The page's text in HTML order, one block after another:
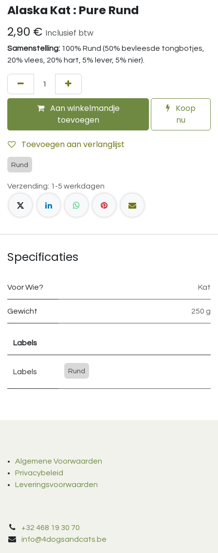
Alaska Kat : Pure Rund
2,90 € Inclusief btw
Samenstelling: 100% Rund (50% bevleesde tongbotjes,
20% vlees, 20% hart, 5% lever, 5% nier).
Aan winkelmandje
toevoegen
Koop
nu
Toevoegen aan verlanglijst
Rund
Verzending: 1-5 werkdagen
Specificaties
Voor Wie? Kat
Gewicht 250 g
Labels
Labels Rund
Algemene Voorwaarden
Privacybeleid
Leveringsvoorwaarden
+32 468 19 30 70
info@4dogsandcats.be